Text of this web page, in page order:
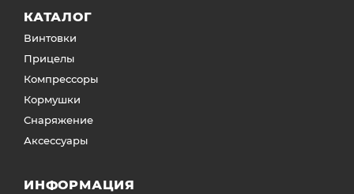
КАТАЛОГ
Винтовки
Прицелы
Компрессоры
Кормушки
Снаряжение
Аксессуары
ИНФОРМАЦИЯ